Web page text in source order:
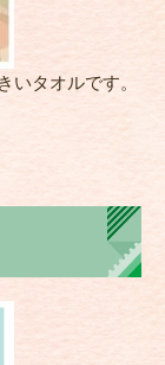
いタオルです。